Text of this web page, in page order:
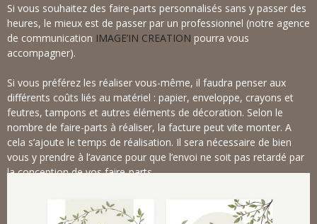
Si vous souhaitez des faire-parts personnalisés sans y passer des
heures, le mieux est de passer par un professionnel (notre agence
de communication IMAGE’IN CREATION pourra vous
accompagner).
Si vous préférez les réaliser vous-même, il faudra penser aux
différents coûts liés au matériel : papier, enveloppe, crayons et
feutres, tampons et autres éléments de décoration. Selon le
nombre de faire-parts à réaliser, la facture peut vite monter. A
cela s’ajoute le temps de réalisation. Il sera nécessaire de bien
vous y prendre à l’avance pour que l’envoi ne soit pas retardé par
la conception de vos faire-parts.